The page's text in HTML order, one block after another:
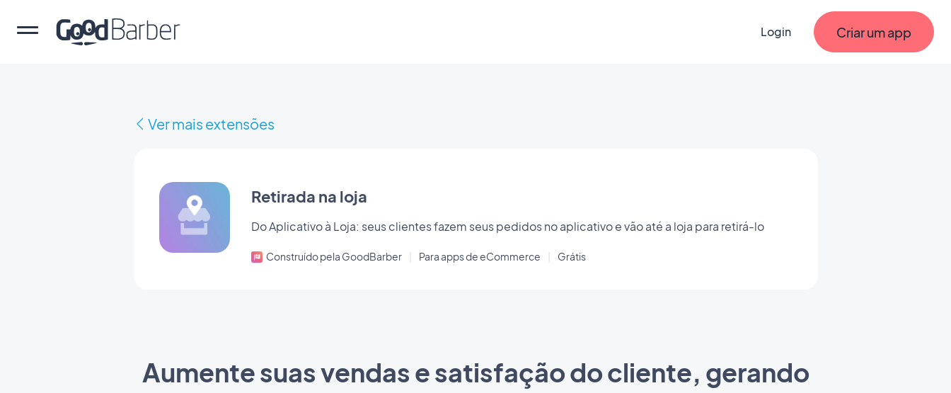
Login Criar um app
Ver mais extensões
Retirada na loja
Do Aplicativo à Loja: seus clientes fazem seus pedidos no aplicativo e vão até a loja para retirá-lo
Construído pela GoodBarber Para apps de eCommerce Grátis
Aumente suas vendas e satisfação do cliente, gerando